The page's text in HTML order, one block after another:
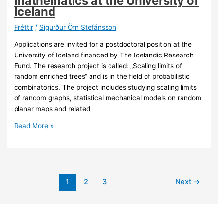
Iceland
Fréttir / Sigurður Örn Stefánsson
Applications are invited for a postdoctoral position at the
University of Iceland financed by The Icelandic Research
Fund. The research project is called: „Scaling limits of
random enriched trees“ and is in the field of probabilistic
combinatorics. The project includes studying scaling limits
of random graphs, statistical mechanical models on random
planar maps and related
Postdoctoral
Read More »
1 2 3 Next →